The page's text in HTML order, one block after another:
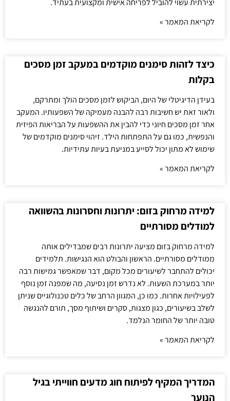
יצירתית עשוי להוביל לפריחה אישית ומקצועית בעתיד.
לקריאת המאמר »
כיצד לזהות סימנים מוקדמים במעקב זמן מסכים
בקלות
בעידן הדיגיטלי של היום, הביקוש לזמן מסכים הולך ומתרקם,
ולאור זאת יש חשיבות רבה להבנה מעמיקה של השפעותיו. המעקב
אחר זמן מסכים חיוני כדי להבין את ההשפעות על הבריאות הפיזית
והנפשית, כמו גם על התפתחות הילד. זיהוי סימנים מוקדמים של
שימוש לא מתון יכול לסייע במניעת בעיות עתידיות.
לקריאת המאמר »
למידה מרחוק בזום: יתרונות וחסרונות בהשוואה
למודלים מסורתיים
למידה מרחוק בזום מציעה יתרונות רבים שמבדילים אותה
ממודלים מסורתיים. הראשון והבולט הוא הנגישות. תלמידים
יכולים להתחבר לשיעורים מכל מקום, דבר שמאפשר גמישות רבה
יותר במערכת השעות. לא נדרש זמן נסיעה, מה שמפנה זמן נוסף
לפעילויות אחרות. כמו כן, המגוון הרחב של כלים טכנולוגיים שניתן
לשלב בשיעורים, כגון מצגות, סקרים ושיתוף מסך, תורם להנגשה
טובה יותר של החומר הנלמד.
לקריאת המאמר »
המדריך המקיף לפיתוח חוג מדעים חווייתי בגיל
הנוער